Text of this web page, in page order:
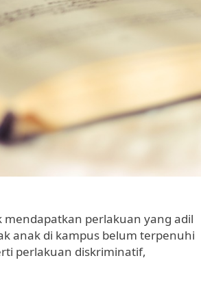
mendapatkan perlakuan yang adil
anak di kampus belum terpenuhi
perlakuan diskriminatif,